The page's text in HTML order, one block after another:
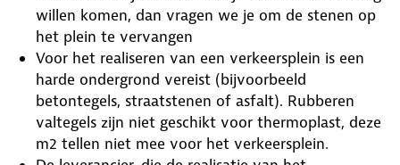
willen komen, dan vragen we je om de stenen op
het plein te vervangen
Voor het realiseren van een verkeersplein is een
harde ondergrond vereist (bijvoorbeeld
betontegels, straatstenen of asfalt). Rubberen
valtegels zijn niet geschikt voor thermoplast, deze
m2 tellen niet mee voor het verkeersplein.